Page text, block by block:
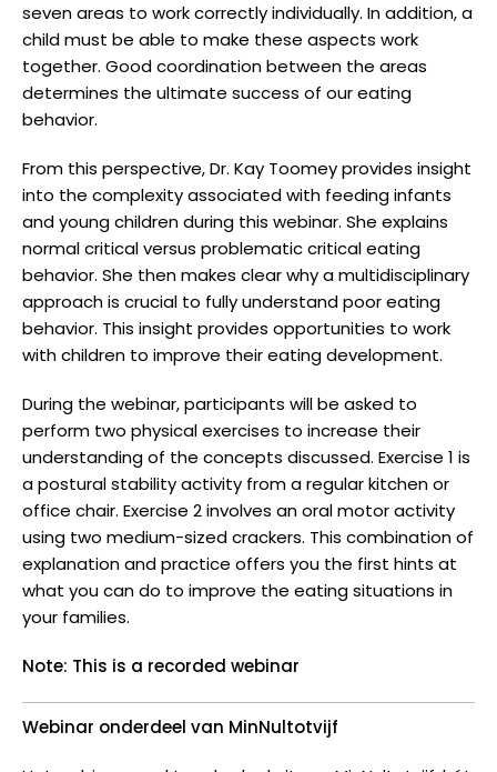
seven areas to work correctly individually. In addition, a
child must be able to make these aspects work
together. Good coordination between the areas
determines the ultimate success of our eating
behavior.
From this perspective, Dr. Kay Toomey provides insight
into the complexity associated with feeding infants
and young children during this webinar. She explains
normal critical versus problematic critical eating
behavior. She then makes clear why a multidisciplinary
approach is crucial to fully understand poor eating
behavior. This insight provides opportunities to work
with children to improve their eating development.
During the webinar, participants will be asked to
perform two physical exercises to increase their
understanding of the concepts discussed. Exercise 1 is
a postural stability activity from a regular kitchen or
office chair. Exercise 2 involves an oral motor activity
using two medium-sized crackers. This combination of
explanation and practice offers you the first hints at
what you can do to improve the eating situations in
your families.
Note: This is a recorded webinar
Webinar onderdeel van MinNultotvijf